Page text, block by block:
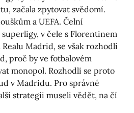
začala zpytovat svědomí.
a UEFA. Čelní
v čele s Florentinem
Madrid, se však rozhodli
proč by ve fotbalovém
monopol. Rozhodli se proto
v Madridu. Pro správné
strategii museli vědět, na čí